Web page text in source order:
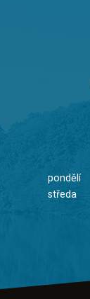
pondělí
středa